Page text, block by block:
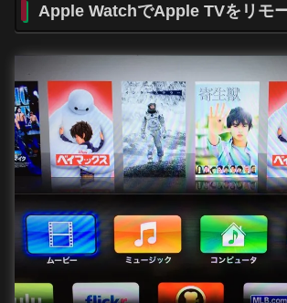
Apple WatchでApple TVをリモ